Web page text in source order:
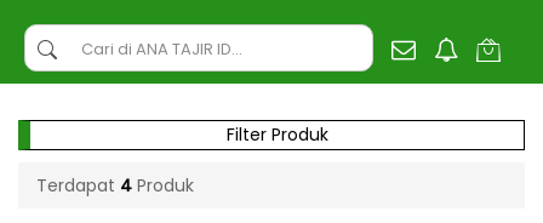
Filter Produk
Terdapat 4 Produk